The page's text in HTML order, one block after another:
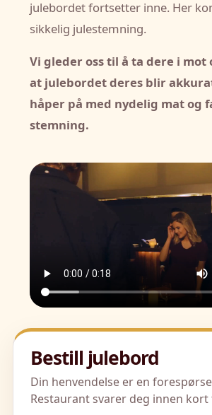
julebordet fortsetter inne. Her
sikkelig julestemning.
Vi gleder oss til å ta dere i mot
at julebordet deres blir
håper på med nydelig mat og
stemning.
Bestill julebord
Din henvendelse er en
Restaurant svarer deg innen kort